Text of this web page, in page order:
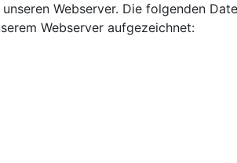
Webserver. Die folgenden
Webserver aufgezeichnet: